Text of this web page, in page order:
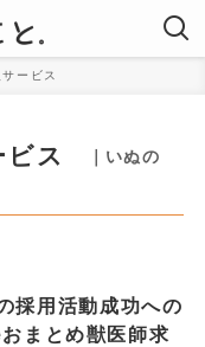
ービス
ス
｜いぬの
採用活動成功への
まとめ獣医師求